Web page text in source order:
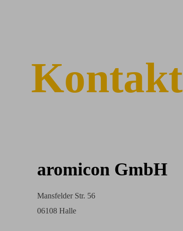
Kontakt
aromicon GmbH
Mansfelder Str. 56
06108 Halle